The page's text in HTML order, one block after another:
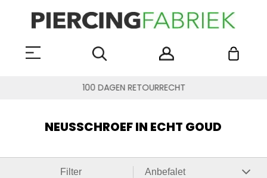
100 DAGEN RETOURRECHT
NEUSSCHROEF IN ECHT GOUD
Filter